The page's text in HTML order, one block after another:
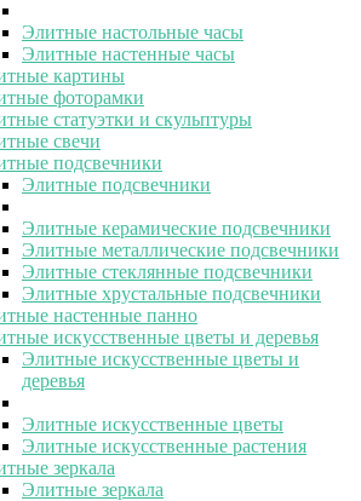
Элитные настольные часы
Элитные настенные часы
картины
фоторамки
статуэтки и скульптуры
свечи
подсвечники
Элитные подсвечники
Элитные керамические подсвечники
Элитные металлические подсвечники
Элитные стеклянные подсвечники
Элитные хрустальные подсвечники
настенные панно
искусственные цветы и деревья
Элитные искусственные цветы и
деревья
Элитные искусственные цветы
Элитные искусственные растения
зеркала
Элитные зеркала